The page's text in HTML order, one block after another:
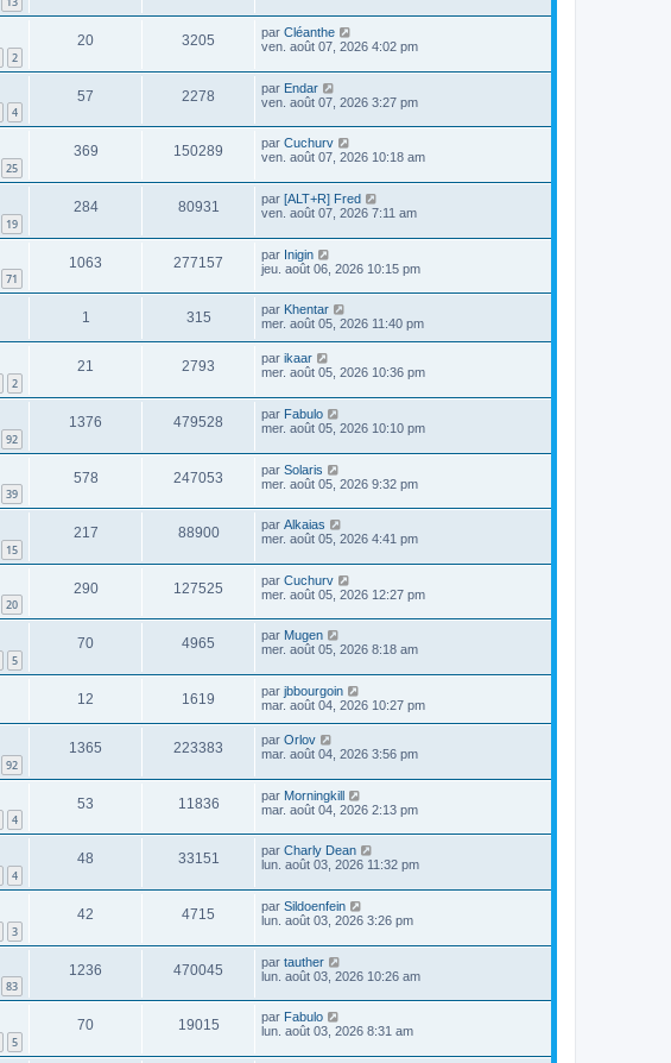
2
20 3205 par Cléanthe
ven. août 07, 2026 4:02 pm
4
57 2278 par Endar
ven. août 07, 2026 3:27 pm
25
369 150289 par Cuchurv
ven. août 07, 2026 10:18 am
19
284 80931 par [ALT+R] Fred
ven. août 07, 2026 7:11 am
71
1063 277157 par Inigin
jeu. août 06, 2026 10:15 pm
1 315 par Khentar
mer. août 05, 2026 11:40 pm
2
21 2793 par ikaar
mer. août 05, 2026 10:36 pm
92
1376 479528 par Fabulo
mer. août 05, 2026 10:10 pm
39
578 247053 par Solaris
mer. août 05, 2026 9:32 pm
15
217 88900 par Alkaias
mer. août 05, 2026 4:41 pm
20
290 127525 par Cuchurv
mer. août 05, 2026 12:27 pm
5
70 4965 par Mugen
mer. août 05, 2026 8:18 am
12 1619 par jbbourgoin
mar. août 04, 2026 10:27 pm
92
1365 223383 par Orlov
mar. août 04, 2026 3:56 pm
4
53 11836 par Morningkill
mar. août 04, 2026 2:13 pm
4
48 33151 par Charly Dean
lun. août 03, 2026 11:32 pm
3
42 4715 par Sildoenfein
lun. août 03, 2026 3:26 pm
83
1236 470045 par tauther
lun. août 03, 2026 10:26 am
5
70 19015 par Fabulo
lun. août 03, 2026 8:31 am